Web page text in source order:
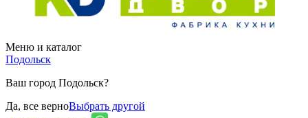
Меню и каталог
Подольск
Ваш город Подольск?
Да, все верноВыбрать другой